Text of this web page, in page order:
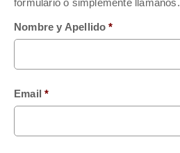
Nombre y Apellido *
Email *